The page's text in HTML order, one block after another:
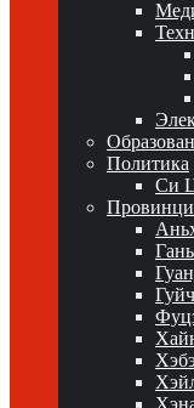
Политика
Си